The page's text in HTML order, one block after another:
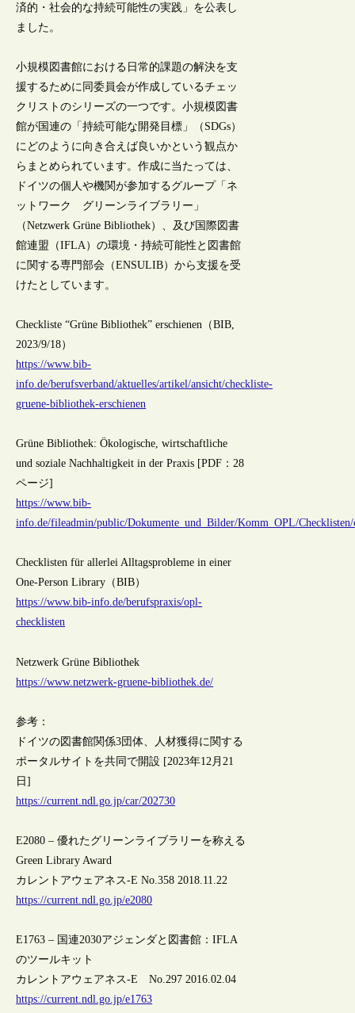
済的・社会的な持続可能性の実践」を公表し
ました。
小規模図書館における日常的課題の解決を支
援するために同委員会が作成しているチェッ
クリストのシリーズの一つです。小規模図書
館が国連の「持続可能な開発目標」（SDGs）
にどのように向き合えば良いかという観点か
らまとめられています。作成に当たっては、
ドイツの個人や機関が参加するグループ「ネ
ットワーク グリーンライブラリー」
（Netzwerk Grüne Bibliothek）、及び国際図書
館連盟（IFLA）の環境・持続可能性と図書館
に関する専門部会（ENSULIB）から支援を受
けたとしています。
Checkliste “Grüne Bibliothek” erschienen（BIB,
2023/9/18）
https://www.bib-
info.de/berufsverband/aktuelles/artikel/ansicht/checkliste-
gruene-bibliothek-erschienen
Grüne Bibliothek: Ökologische, wirtschaftliche
und soziale Nachhaltigkeit in der Praxis [PDF：28
ページ]
https://www.bib-
info.de/fileadmin/public/Dokumente_und_Bilder/Komm_OPL/
Checklisten für allerlei Alltagsprobleme in einer
One-Person Library（BIB）
https://www.bib-info.de/berufspraxis/opl-
checklisten
Netzwerk Grüne Bibliothek
https://www.netzwerk-gruene-bibliothek.de/
参考：
ドイツの図書館関係3団体、人材獲得に関する
ポータルサイトを共同で開設 [2023年12月21
日]
https://current.ndl.go.jp/car/202730
E2080 – 優れたグリーンライブラリーを称える
Green Library Award
カレントアウェアネス-E No.358 2018.11.22
https://current.ndl.go.jp/e2080
E1763 – 国連2030アジェンダと図書館：IFLA
のツールキット
カレントアウェアネス-E No.297 2016.02.04
https://current.ndl.go.jp/e1763